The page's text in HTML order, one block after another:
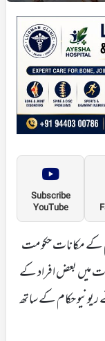
Subscribe
YouTube
کے مکانات حکومت
میں بعض افراد کے
ریونیو حکام کے ساتھ